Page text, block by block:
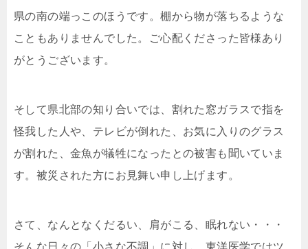
県の南の端っこのほ うです。棚から物が落ちるような
こともありませんでした 。ご心配くださった皆様あり
がとうございます。
そして県北部の知り合いでは、割れた窓ガラスで指を
怪我 した人や、テレビが倒れた、お気に入りのグラス
が割れた
、金魚が犠牲になったとの被害も聞いていま
す。被災された方にお見舞い申し上げます。
さて、なんとなくだるい、肩がこる、眠れない・・・
そんな日々の「小さな不調」に対し、東洋医学ではツ